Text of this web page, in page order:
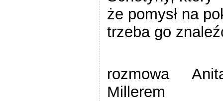
że pomysł na
trzeba go
rozmowa
Millerem